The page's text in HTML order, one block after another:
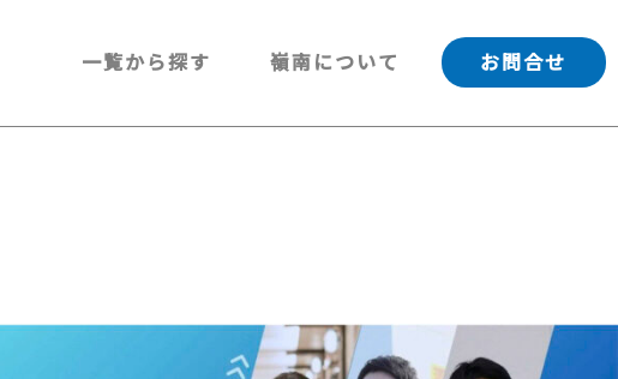
一覧から探す 嶺南について お問合せ